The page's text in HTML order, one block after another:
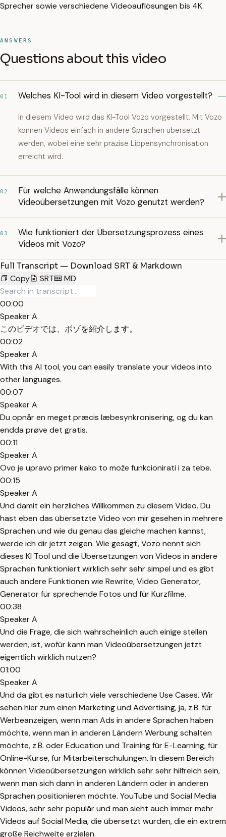
Sprecher sowie verschiedene Videoauflösungen bis 4K.
ANSWERS
Questions about this video
01 Welches KI-Tool wird in diesem Video vorgestellt?
In diesem Video wird das KI-Tool Vozo vorgestellt. Mit Vozo
können Videos einfach in andere Sprachen übersetzt
werden, wobei eine sehr präzise Lippensynchronisation
erreicht wird.
02
Für welche Anwendungsfälle können
Videoübersetzungen mit Vozo genutzt werden?
03
Wie funktioniert der Übersetzungsprozess eines
Videos mit Vozo?
Full Transcript — Download SRT & Markdown
Copy
SRT MD
00:00
Speaker A
このビデオでは、ボゾを紹介します。
00:02
Speaker A
With this AI tool, you can easily translate your videos into
other languages.
00:07
Speaker A
Du opnår en meget præcis læbesynkronisering, og du kan
endda prøve det gratis.
00:11
Speaker A
Ovo je upravo primer kako to može funkcionirati i za tebe.
00:15
Speaker A
Und damit ein herzliches Willkommen zu diesem Video. Du
hast eben das übersetzte Video von mir gesehen in mehrere
Sprachen und wie du genau das gleiche machen kannst,
werde ich dir jetzt zeigen. Wie gesagt, Vozo nennt sich
dieses KI Tool und die Übersetzungen von Videos in andere
Sprachen funktioniert wirklich sehr sehr simpel und es gibt
auch andere Funktionen wie Rewrite, Video Generator,
Generator für sprechende Fotos und für Kurzfilme.
00:38
Speaker A
Und die Frage, die sich wahrscheinlich auch einige stellen
werden, ist, wofür kann man Videoübersetzungen jetzt
eigentlich wirklich nutzen?
01:00
Speaker A
Und da gibt es natürlich viele verschiedene Use Cases. Wir
sehen hier zum einen Marketing und Advertising, ja, z.B. für
Werbeanzeigen, wenn man Ads in andere Sprachen haben
möchte, wenn man in anderen Ländern Werbung schalten
möchte, z.B. oder Education und Training für E-Learning, für
Online-Kurse, für Mitarbeiterschulungen. In diesem Bereich
können Videoübersetzungen wirklich sehr sehr hilfreich sein,
wenn man sich dann in anderen Ländern oder in anderen
Sprachen positionieren möchte. YouTube und Social Media
Videos, sehr sehr populär und man sieht auch immer mehr
Videos auf Social Media, die übersetzt wurden, die ein extrem
große Reichweite erzielen.